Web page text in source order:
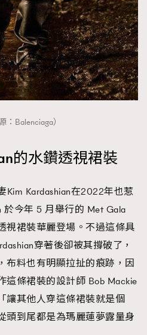
：Balenciaga）
的水鑽透視裙裝
Kim Kardashian在2022年也惹
於今年 5 月舉行的 Met Gala
視裙裝華麗登場。不過這條具
穿著後卻被其撐破了，
布料也有明顯拉扯的痕跡，因
這條裙裝的設計師 Bob Mackie
讓其他人穿這條裙裝就是個
頭到尾都是為瑪麗蓮夢露量身